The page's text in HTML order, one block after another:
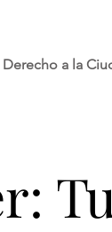
Derecho a la